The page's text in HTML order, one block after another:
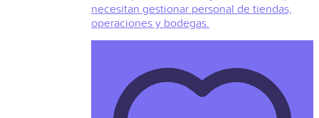
necesitan gestionar personal de tiendas,
operaciones y bodegas.